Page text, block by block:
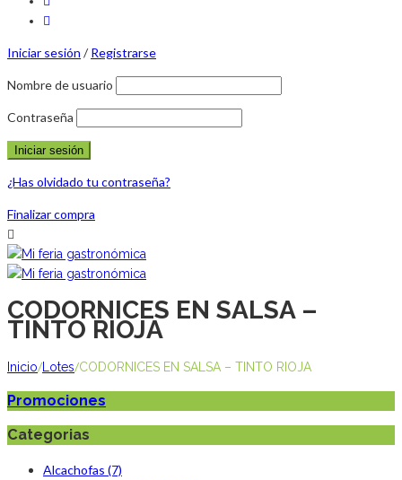
Iniciar sesión / Registrarse
Nombre de usuario
Contraseña
¿Has olvidado tu contraseña?
Finalizar compra
CODORNICES EN SALSA –
TINTO RIOJA
Inicio/Lotes/CODORNICES EN SALSA – TINTO RIOJA
Promociones
Categorias
Alcachofas (7)